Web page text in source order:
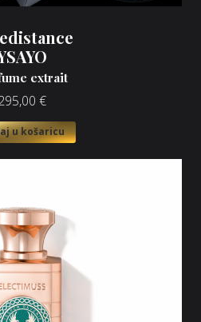
extrait
€
u košaricu